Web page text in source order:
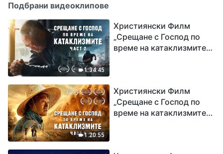
Подбрани видеоклипове
1:34:45
Християнски Филм
„Срещане с Господ по
време на катаклизмите“
1:20:55
Християнски Филм
„Срещане с Господ по
време на катаклизмите“